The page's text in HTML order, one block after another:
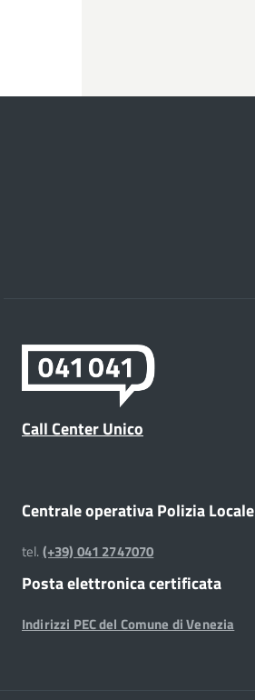
Call Center Unico
Centrale operativa Polizia Locale
tel.(+39) 041 2747070
Posta elettronica certificata
Indirizzi PEC del Comune di Venezia